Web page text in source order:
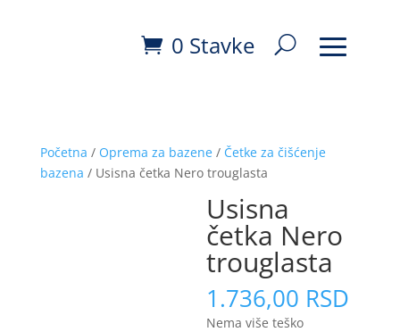
0 Stavke
Početna / Oprema za bazene/ Četke za čišćenje
bazena / Usisna četka Nero trouglasta
Usisna
četka Nero
trouglasta
1.736,00 RSD
Nema više teško